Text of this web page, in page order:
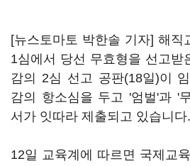
[뉴스토마토 박한솔 기자] 해직
1심에서 당선 무효형을 선고받
감의 2심 선고 공판(18일)이
감의 항소심을 두고 '엄벌'과 '
서가 잇따라 제출되고 있습니다.
12일 교육계에 따르면 국제교